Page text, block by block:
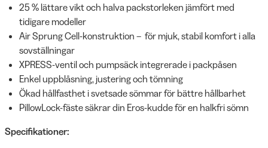
25 % lättare vikt och halva packstorleken jämfört med
tidigare modeller
Air Sprung Cell-konstruktion – för mjuk, stabil komfort i alla
sovställningar
XPRESS-ventil och pumpsäck integrerade i packpåsen
Enkel uppblåsning, justering och tömning
Ökad hållfasthet i svetsade sömmar för bättre hållbarhet
PillowLock-fäste säkrar din Eros-kudde för en halkfri sömn
Specifikationer: